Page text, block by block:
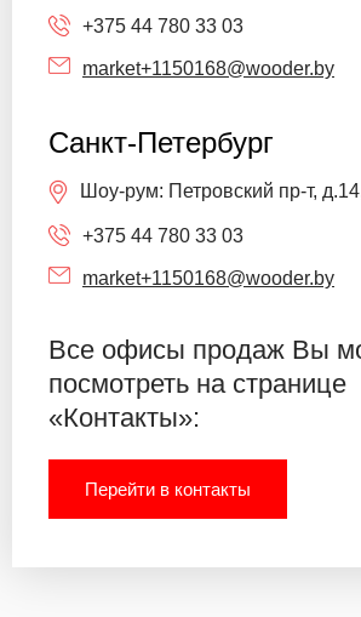
+375 44 780 33 03
market+1150168@wooder.by
Санкт-Петербург
Шоу-рум: Петровский пр-т,
+375 44 780 33 03
market+1150168@wooder.by
Все офисы продаж Вы
посмотреть на странице
«Контакты»:
Перейти в контакты